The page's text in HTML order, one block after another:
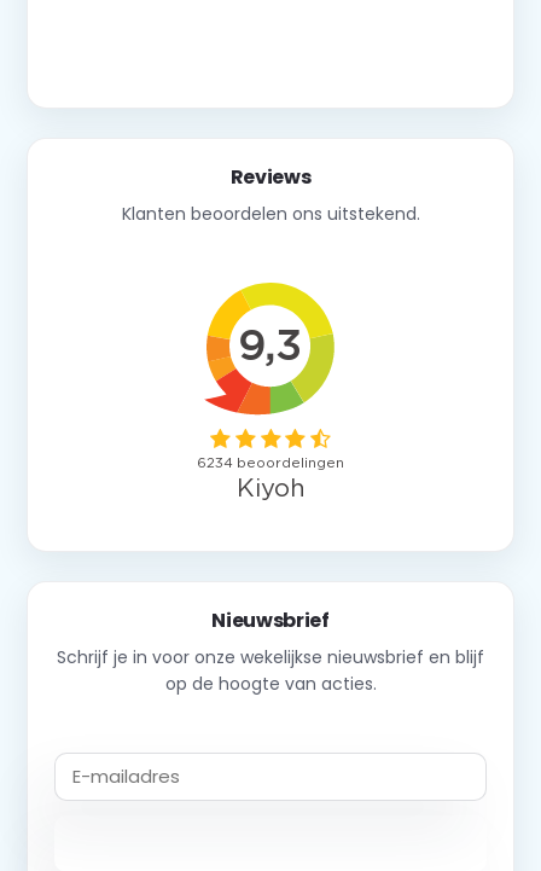
Reviews
Klanten beoordelen ons uitstekend.
Nieuwsbrief
Schrijf je in voor onze wekelijkse nieuwsbrief en blijf
op de hoogte van acties.